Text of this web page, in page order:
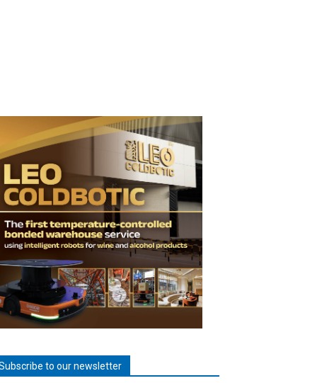
to our newsletter